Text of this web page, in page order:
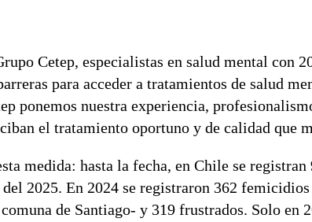
Cetep, especialistas en salud mental con
para acceder a tratamientos de salud
ponemos nuestra experiencia,
el tratamiento oportuno y de calidad que
medida: hasta la fecha, en Chile se
2025. En 2024 se registraron 362
de Santiago- y 319 frustrados. Solo en